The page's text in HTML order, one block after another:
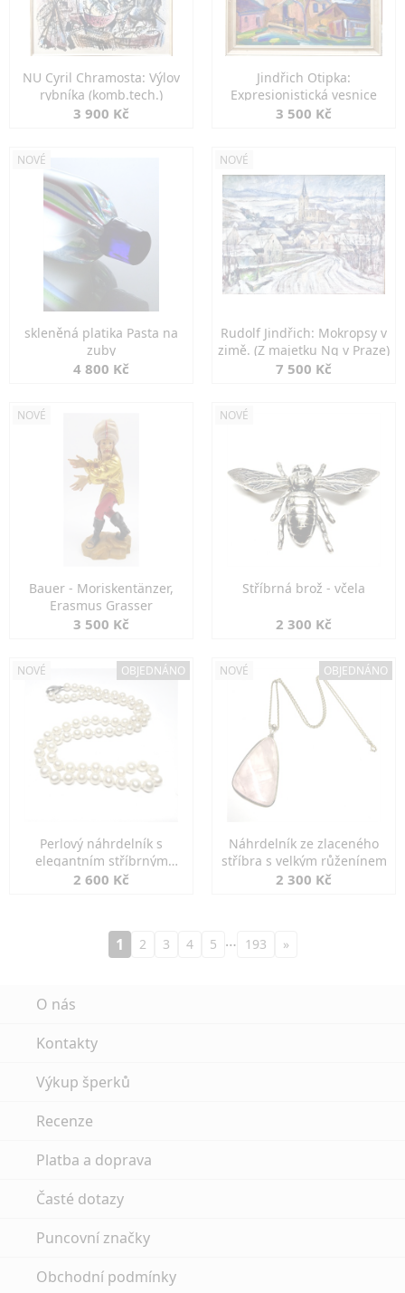
NU Cyril Chramosta: Výlov
rybníka (komb.tech.)
3 900 Kč
Jindřich Otipka:
Expresionistická vesnice
3 500 Kč
NOVÉ
skleněná platika Pasta na
zuby
4 800 Kč
NOVÉ
Rudolf Jindřich: Mokropsy v
zimě. (Z majetku Ng v Praze)
7 500 Kč
NOVÉ
Bauer - Moriskentänzer,
Erasmus Grasser
3 500 Kč
NOVÉ
Stříbrná brož - včela
2 300 Kč
NOVÉ OBJEDNÁNO
Perlový náhrdelník s
elegantním stříbrným
zapínáním
2 600 Kč
NOVÉ OBJEDNÁNO
Náhrdelník ze zlaceného
stříbra s velkým růženínem
2 300 Kč
1 2 3 4 5 … 193 »
O nás
Kontakty
Výkup šperků
Recenze
Platba a doprava
Časté dotazy
Puncovní značky
Obchodní podmínky